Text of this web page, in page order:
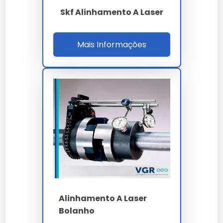
Ao nos escolher, você opta por um parceiro que
sp para o sucesso do seu projeto.
alinhamento a laser spentregue por nossa
empresa carrega anos de pesquisa e
desenvolvimento focado em eficiência real.
A manutenção preventiva de
prolonga a vida útil e evita paradas desnecessárias
na sua linha de produção.
A versatilidade dealinhamento a laser sp
aplicação em diversos setores, mantendo a
integridade esperada por nossos clientes.
alinhamento a laser spé investir na
Lembramos que o uso de
Skf Alinhamento A Laser
Mais Informações
Alinhamento A Laser
Bolanho